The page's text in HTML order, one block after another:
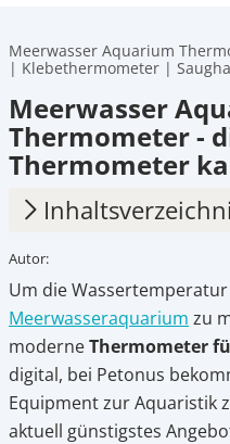
Meerwasser Aquarium
| Klebethermometer |
Meerwasser
Thermometer -
Thermometer
1.
2. Aquarium-
Autor:
Um die
Meerwasseraquarium zu
moderneThermometer
digital, bei Petonus
Equipment zur Aquaristik
aktuell günstigstes